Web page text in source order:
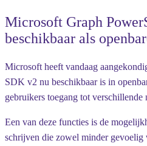
Microsoft Graph
beschikbaar als
Microsoft heeft vandaag
SDK v2 nu beschikbaar is in
gebruikers toegang tot verschillende
Een van deze functies is de
schrijven die zowel minder gevoelig